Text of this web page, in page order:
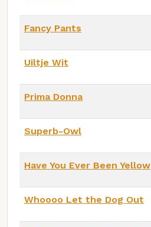
Fancy Pants
Uiltje Wit
Prima Donna
Superb-Owl
Have You Ever Been Yellow
Whoooo Let the Dog Out